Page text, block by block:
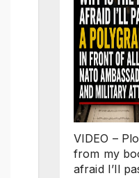
VIDEO –
from my
afraid I’ll